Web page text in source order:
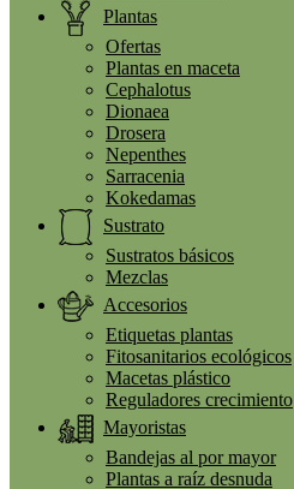
Plantas
Ofertas
Plantas en maceta
Cephalotus
Dionaea
Drosera
Nepenthes
Sarracenia
Kokedamas
Sustrato
Sustratos básicos
Mezclas
Accesorios
Etiquetas plantas
Fitosanitarios ecológicos
Macetas plástico
Reguladores crecimiento
Mayoristas
Bandejas al por mayor
Plantas a raíz desnuda